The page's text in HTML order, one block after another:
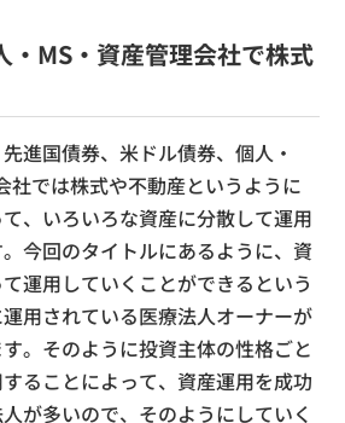
・MS・資産管理会社で株式
進国債券、米ドル債券、個人・
社では株式や不動産というように
、いろいろな資産に分散して運用
今回のタイトルにあるように、資
運用していくことができるという
用されている医療法人オーナーが
。そのように投資主体の性格ごと
ることによって、資産運用を成功
が多いので、そのようにしていく